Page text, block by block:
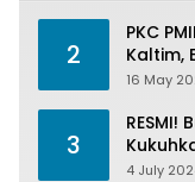
2
PKC
Kaltim,
16 May
3
RESMI!
4 July